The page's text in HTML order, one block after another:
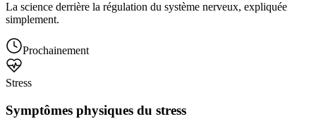
La science derrière la régulation du système nerveux, expliquée
simplement.
Prochainement
Stress
Symptômes physiques du stress